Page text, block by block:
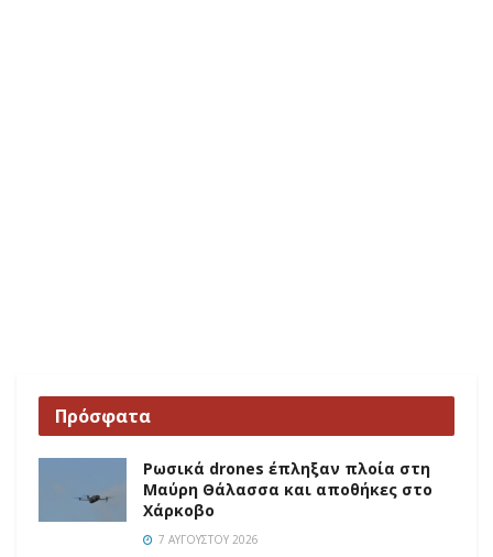
Πρόσφατα
Ρωσικά drones έπληξαν πλοία στη
Μαύρη Θάλασσα και αποθήκες στο
Χάρκοβο
7 ΑΥΓΟΎΣΤΟΥ 2026